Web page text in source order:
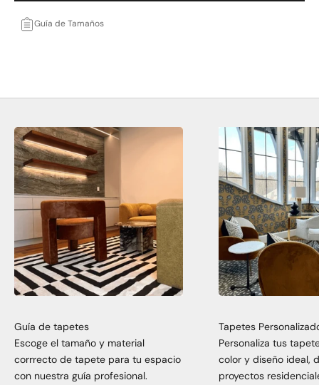
Guía de Tamaños
Guía de tapetes
Escoge el tamaño y material
corrrecto de tapete para tu espacio
con nuestra guía profesional.
Tapetes
Personaliza tus
color y diseño ideal,
proyectos